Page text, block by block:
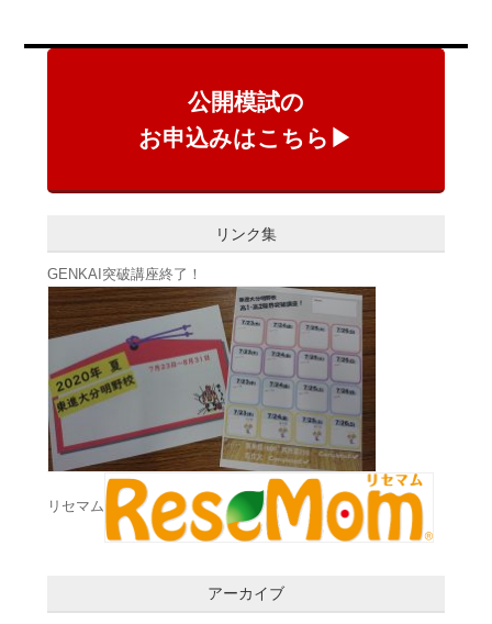
公開模試の
お申込みはこちら▶
リンク集
GENKAI突破講座終了！
リセマム
アーカイブ